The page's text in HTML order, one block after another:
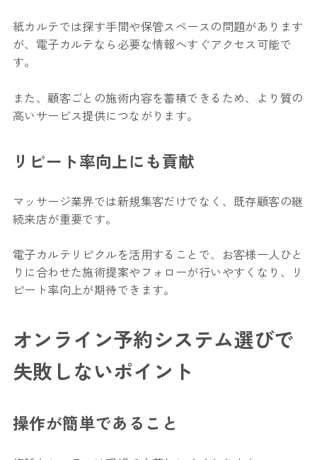
紙カルテでは探す手間や保管スペースの問題があります
が、電子カルテなら必要な情報へすぐアクセス可能で
す。
また、顧客ごとの施術内容を蓄積できるため、より質の
高いサービス提供につながります。
リピート率向上にも貢献
マッサージ業界では新規集客だけでなく、既存顧客の継
続来店が重要です。
電子カルテリピクルを活用することで、お客様一人ひと
りに合わせた施術提案やフォローが行いやすくなり、リ
ピート率向上が期待できます。
オンライン予約システム選びで
失敗しないポイント
操作が簡単であること